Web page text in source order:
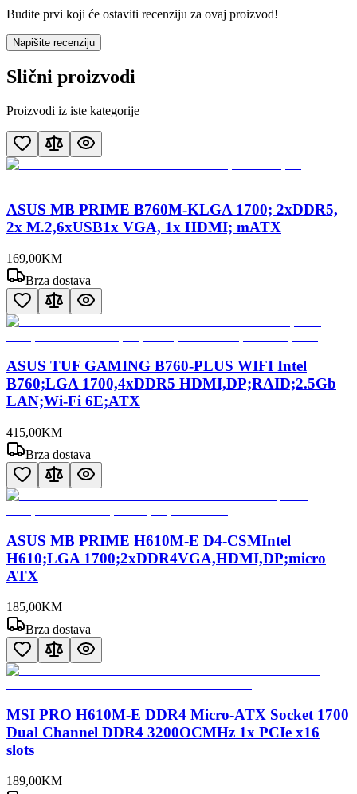
Budite prvi koji će ostaviti recenziju za ovaj proizvod!
Napišite recenziju
Slični proizvodi
Proizvodi iz iste kategorije
ASUS MB PRIME B760M-KLGA 1700; 2xDDR5,
2x M.2,6xUSB1x VGA, 1x HDMI; mATX
169,00KM
Brza dostava
ASUS TUF GAMING B760-PLUS WIFI Intel
B760;LGA 1700,4xDDR5 HDMI,DP;RAID;2.5Gb
LAN;Wi-Fi 6E;ATX
415,00KM
Brza dostava
ASUS MB PRIME H610M-E D4-CSMIntel
H610;LGA 1700;2xDDR4VGA,HDMI,DP;micro
ATX
185,00KM
Brza dostava
MSI PRO H610M-E DDR4 Micro-ATX Socket 1700
Dual Channel DDR4 3200OCMHz 1x PCIe x16
slots
189,00KM